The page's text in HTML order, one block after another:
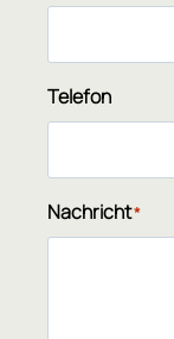
Telefon
Nachricht*